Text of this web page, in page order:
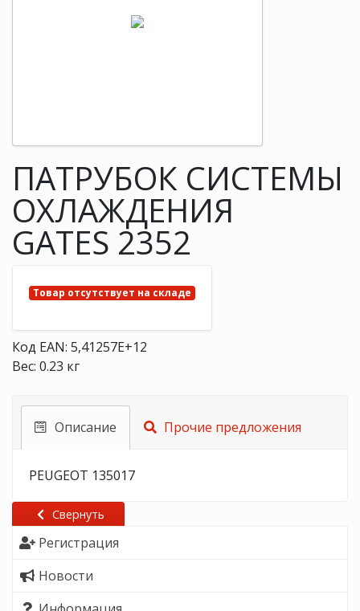
Свернуть
Регистрация
Новости
ПАТРУБОК СИСТЕМЫ
ОХЛАЖДЕНИЯ
GATES 2352
Товар отсутствует на складе
Код EAN: 5,41257E+12
Вес: 0.23 кг
Описание Прочие предложения
PEUGEOT 135017